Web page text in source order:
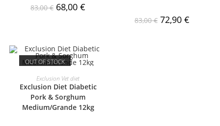
83,00€ 68,00€
83,00€ 72,90 €
OUT OF STOCK
VER PRODUTO
Exclusion Vet diet
Exclusion Diet Diabetic
Pork & Sorghum
Medium/Grande 12kg